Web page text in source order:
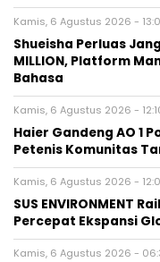
Kamis, 6 Agustus 2026 -
Shueisha Perluas
MILLION, Platform
Bahasa
Kamis, 6 Agustus 2026 -
Haier Gandeng AO 1
Petenis Komunitas
Kamis, 6 Agustus 2026 -
SUS ENVIRONMENT
Percepat Ekspansi
Kamis, 6 Agustus 2026 -